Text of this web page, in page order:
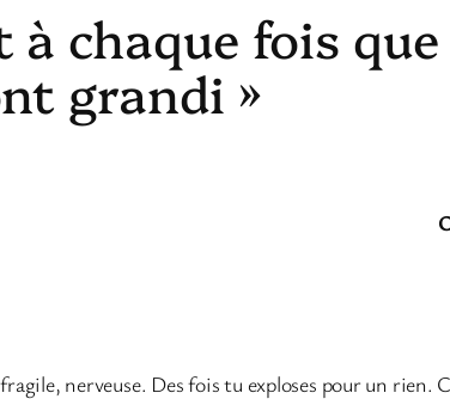
à chaque fois
grandi »
nerveuse. Des fois tu exploses pour un rien.